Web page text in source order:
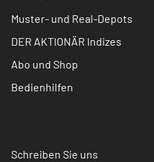
Muster- und Real-Depots
DER AKTIONÄR Indizes
Abo und Shop
Bedienhilfen
Schreiben Sie uns